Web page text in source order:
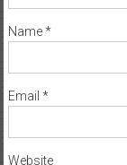
Name*
Email *
Website